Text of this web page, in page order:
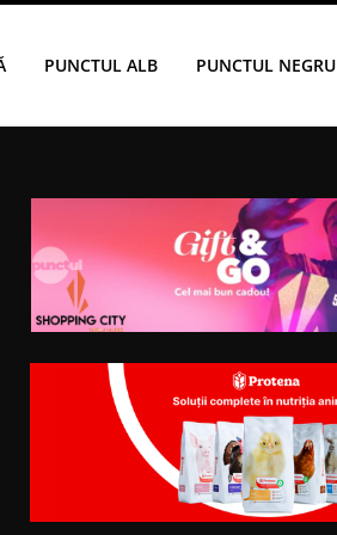
PUNCTUL ALB PUNCTUL NEGRU